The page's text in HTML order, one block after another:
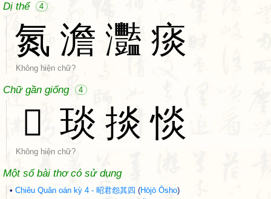
Dị thể 4
氮 澹 灩 痰
Không hiện chữ?
Chữ gần giống 4
𤟇 琰 掞 惔
Không hiện chữ?
Một số bài thơ có sử dụng
• Chiêu Quân oán kỳ 4 - 昭君怨其四 (Hōjō Ōsho)